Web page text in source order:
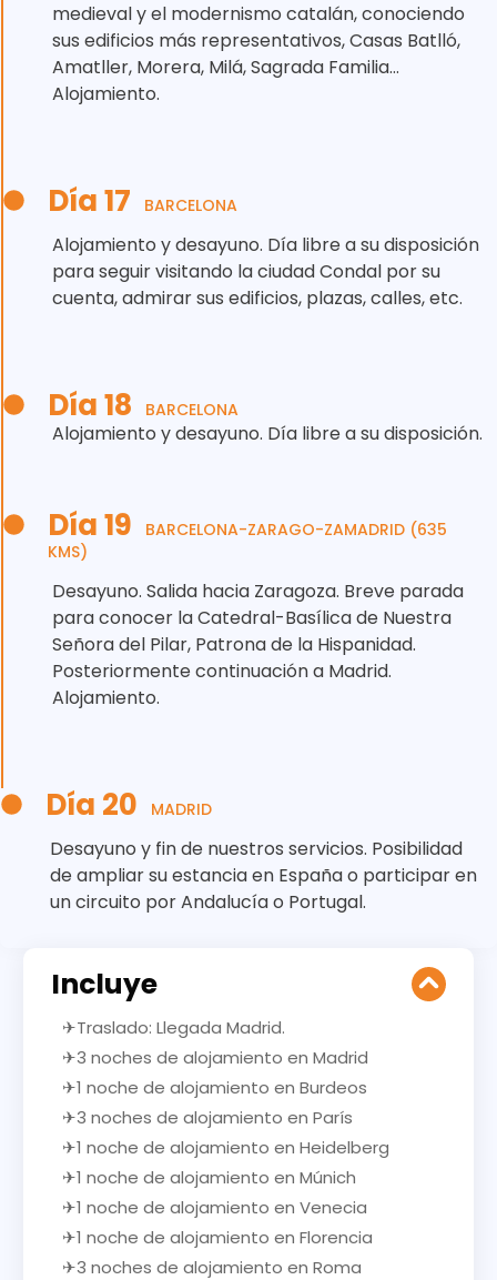
medieval y el modernismo catalán, conociendo
sus edificios más representativos, Casas Batlló,
Amatller, Morera, Milá, Sagrada Familia…
Alojamiento.
Día 17 BARCELONA
Alojamiento y desayuno. Día libre a su disposición
para seguir visitando la ciudad Condal por su
cuenta, admirar sus edificios, plazas, calles, etc.
Día 18 BARCELONA
Alojamiento y desayuno. Día libre a su disposición.
Día 19
BARCELONA-ZARAGO-ZAMADRID (635
KMS)
Desayuno. Salida hacia Zaragoza. Breve parada
para conocer la Catedral-Basílica de Nuestra
Señora del Pilar, Patrona de la Hispanidad.
Posteriormente continuación a Madrid.
Alojamiento.
Día 20 MADRID
Desayuno y fin de nuestros servicios. Posibilidad
de ampliar su estancia en España o participar en
un circuito por Andalucía o Portugal.
Incluye
✈Traslado: Llegada Madrid.
✈3 noches de alojamiento en Madrid
✈1 noche de alojamiento en Burdeos
✈3 noches de alojamiento en París
✈1 noche de alojamiento en Heidelberg
✈1 noche de alojamiento en Múnich
✈1 noche de alojamiento en Venecia
✈1 noche de alojamiento en Florencia
✈3 noches de alojamiento en Roma